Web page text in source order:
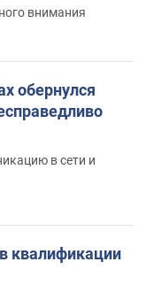
внимания
обернулся
в сети и
квалификации